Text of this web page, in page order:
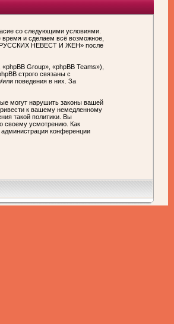
со следующими условиями.
и сделаем всё возможное,
РУССКИХ НЕВЕСТ И ЖЕН» после
Group», «phpBB Teams»),
строго связаны с
или поведения в них. За
могут нарушить законы вашей
к вашему немедленному
такой политики. Вы
своему усмотрению. Как
конференции